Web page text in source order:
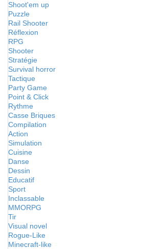
Shoot'em up
Puzzle
Rail Shooter
Réflexion
RPG
Shooter
Stratégie
Survival horror
Tactique
Party Game
Point & Click
Rythme
Casse Briques
Compilation
Action
Simulation
Cuisine
Danse
Dessin
Educatif
Sport
Inclassable
MMORPG
Tir
Visual novel
Rogue-Like
Minecraft-like